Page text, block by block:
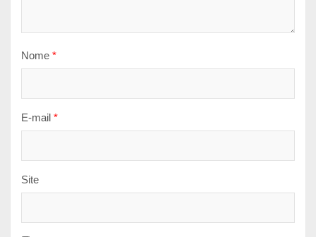
Nome *
E-mail *
Site